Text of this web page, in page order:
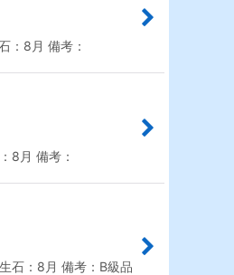
：8月 備考：
8月 備考：
石：8月 備考：B級品